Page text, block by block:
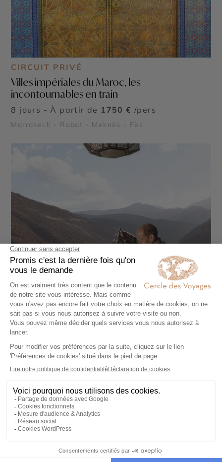
CIRCUIT PRIVÉ
Villes impériales du Maroc, les
incontournables en train
8 jours - À partir de 1750 € /pers
Marrakech - Rabat - Meknès - Fès
Déconnexion dans l’Atlas
8 jours - À partir de
Marrakech - Vallée de l’Ourika - Ouirgane